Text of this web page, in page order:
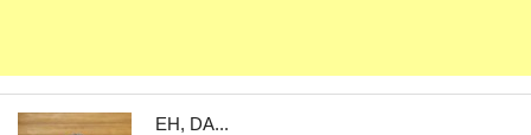
EH, DA...